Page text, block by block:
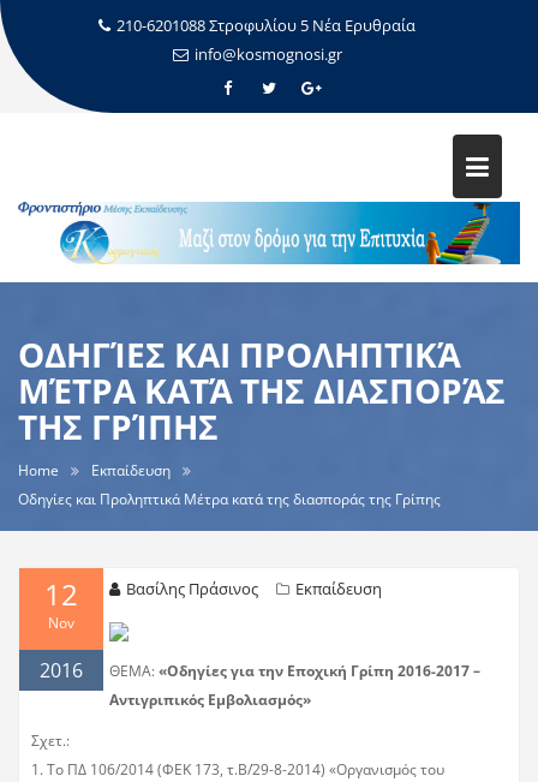
210-6201088 Στροφυλίου 5 Νέα Ερυθραία
info@kosmognosi.gr
ΟΔΗΓΊΕΣ ΚΑΙ ΠΡΟΛΗΠΤΙΚΆ
ΜΈΤΡΑ ΚΑΤΆ ΤΗΣ ΔΙΑΣΠΟΡΆΣ
ΤΗΣ ΓΡΊΠΗΣ
Home
Εκπαίδευση
Οδηγίες και Προληπτικά Μέτρα κατά της διασποράς της Γρίπης
12
Nov
2016
Βασίλης Πράσινος Εκπαίδευση
ΘΕΜΑ:«Οδηγίες για την Εποχική Γρίπη 2016-2017 –
Αντιγριπικός Εμβολιασμός»
Σχετ.:
1. Το ΠΔ 106/2014 (ΦΕΚ 173, τ.Β΄/29-8-2014) «Οργανισμός του